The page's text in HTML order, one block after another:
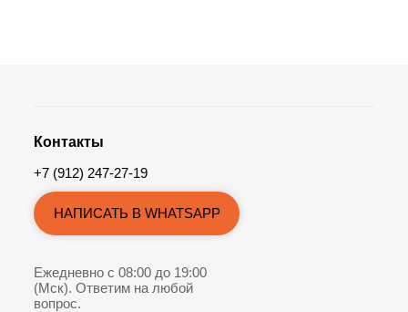
Контакты
+7 (912) 247-27-19
НАПИСАТЬ В WHATSAPP
Ежедневно с 08:00 до 19:00
(Мск). Ответим на любой
вопрос.